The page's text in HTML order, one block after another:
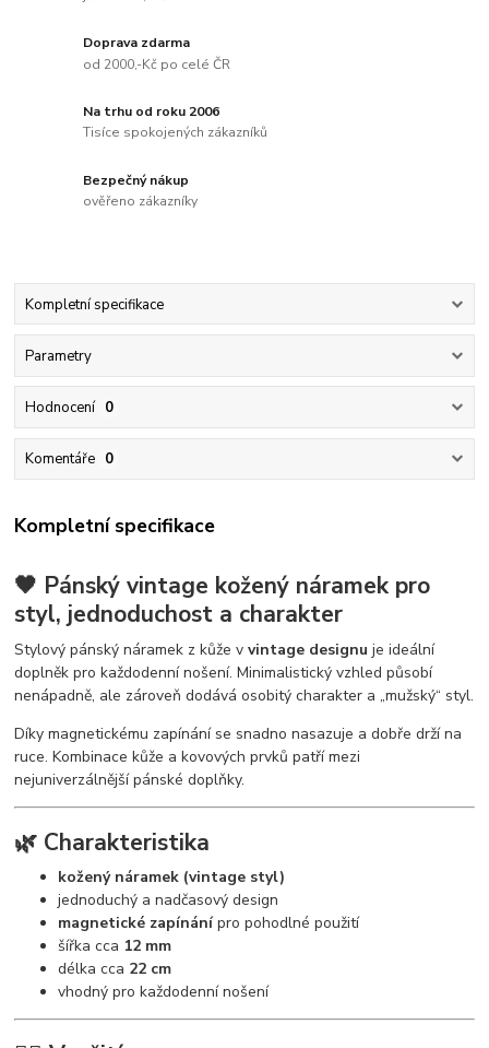
Doprava zdarma
od 2000,-Kč po celé ČR
Na trhu od roku 2006
Tisíce spokojených zákazníků
Bezpečný nákup
ověřeno zákazníky
Kompletní specifikace
Parametry
Hodnocení 0
Komentáře 0
Kompletní specifikace
🖤 Pánský vintage kožený náramek pro
styl, jednoduchost a charakter
Stylový pánský náramek z kůže vvintage designu je ideální
doplněk pro každodenní nošení. Minimalistický vzhled působí
nenápadně, ale zároveň dodává osobitý charakter a „mužský“ styl.
Díky magnetickému zapínání se snadno nasazuje a dobře drží na
ruce. Kombinace kůže a kovových prvků patří mezi
nejuniverzálnější pánské doplňky.
🌿 Charakteristika
kožený náramek (vintage styl)
jednoduchý a nadčasový design
magnetické zapínánípro pohodlné použití
šířka cca 12 mm
délka cca 22 cm
vhodný pro každodenní nošení